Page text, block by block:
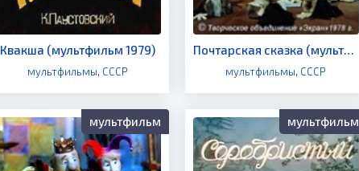
Квакша (мультфильм 1979)
мультфильмы, СССР
Почтарская сказка (мультфильм 1978)
мультфильмы, СССР
мультфильм мультфильм